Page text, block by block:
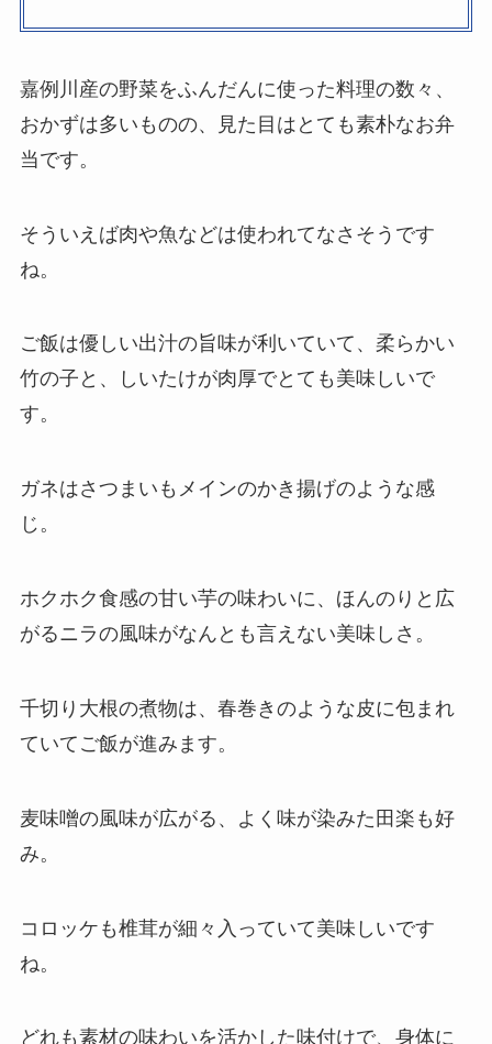
嘉例川産の野菜をふんだんに使った料理の数々、
おかずは多いものの、見た目はとても素朴なお弁
当です。
そういえば肉や魚などは使われてなさそうです
ね。
ご飯は優しい出汁の旨味が利いていて、柔らかい
竹の子と、しいたけが肉厚でとても美味しいで
す。
ガネはさつまいもメインのかき揚げのような感
じ。
ホクホク食感の甘い芋の味わいに、ほんのりと広
がるニラの風味がなんとも言えない美味しさ。
千切り大根の煮物は、春巻きのような皮に包まれ
ていてご飯が進みます。
麦味噌の風味が広がる、よく味が染みた田楽も好
み。
コロッケも椎茸が細々入っていて美味しいです
ね。
どれも素材の味わいを活かした味付けで、身体に